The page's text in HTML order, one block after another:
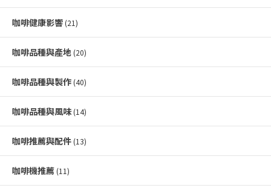
咖啡健康影響 (21)
咖啡品種與產地 (20)
咖啡品種與製作 (40)
咖啡品種與風味(14)
咖啡推薦與配件 (13)
咖啡機推薦 (11)